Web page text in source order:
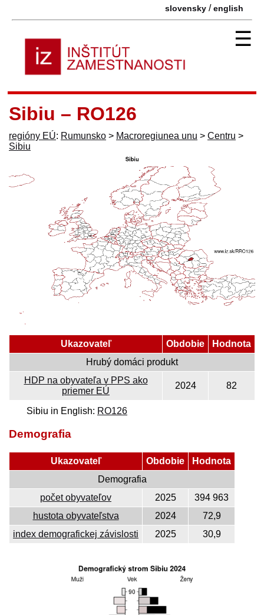
slovensky /english
☰
Sibiu – RO126
regióny EÚ: Rumunsko > Macroregiunea unu > Centru >
Sibiu
Ukazovateľ Obdobie
Hodnota
Hrubý domáci produkt
HDP na obyvateľa v PPS ako
priemer EÚ
2024 82
Sibiu in English: RO126
Demografia
Ukazovateľ Obdobie
Hodnota
Demografia
počet obyvateľov
2025
394 963
hustota obyvateľstva
2024
72,9
index demografickej závislosti
2025 30,9